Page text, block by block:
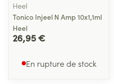
Heel
Tonico Injeel N Amp 10x1,1ml
Heel
26,95 €
En rupture de stock